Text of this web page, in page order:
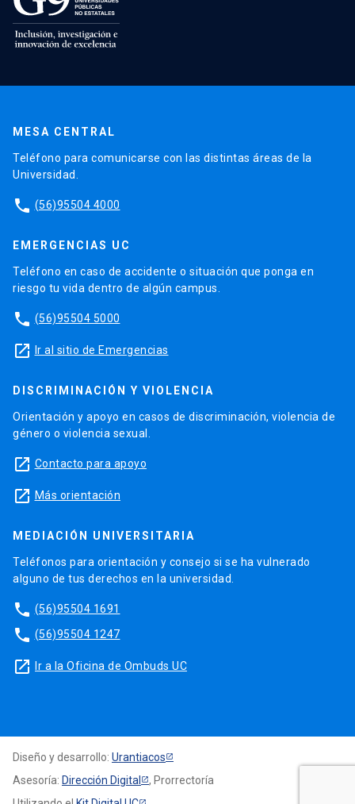
MESA CENTRAL
Teléfono para comunicarse con las distintas áreas de la
Universidad.
phone (56)95504 4000
EMERGENCIAS UC
Teléfono en caso de accidente o situación que ponga en
riesgo tu vida dentro de algún campus.
phone (56)95504 5000
launch Ir al sitio de Emergencias
DISCRIMINACIÓN Y VIOLENCIA
Orientación y apoyo en casos de discriminación, violencia de
género o violencia sexual.
launch Contacto para apoyo
launch Más orientación
MEDIACIÓN UNIVERSITARIA
Teléfonos para orientación y consejo si se ha vulnerado
alguno de tus derechos en la universidad.
phone (56)95504 1691
phone (56)95504 1247
launch Ir a la Oficina de Ombuds UC
Diseño y desarrollo: Urantiacos
Asesoría: Dirección Digital
, Prorrectoría